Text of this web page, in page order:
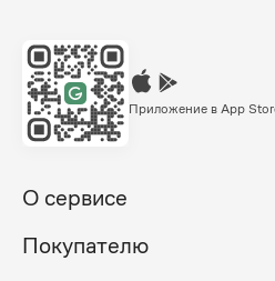
Приложение в App
О сервисе
Покупателю